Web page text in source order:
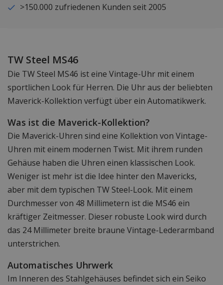
>150.000 zufriedenen Kunden seit 2005
TW Steel MS46
Die TW Steel MS46 ist eine Vintage-Uhr mit einem
sportlichen Look für Herren. Die Uhr aus der beliebten
Maverick-Kollektion verfügt über ein Automatikwerk.
Was ist die Maverick-Kollektion?
Die Maverick-Uhren sind eine Kollektion von Vintage-
Uhren mit einem modernen Twist. Mit ihrem runden
Gehäuse haben die Uhren einen klassischen Look.
Weniger ist mehr ist die Idee hinter den Mavericks,
aber mit dem typischen TW Steel-Look. Mit einem
Durchmesser von 48 Millimetern ist die MS46 ein
kräftiger Zeitmesser. Dieser robuste Look wird durch
das 24 Millimeter breite braune Vintage-Lederarmband
unterstrichen.
Automatisches Uhrwerk
Im Inneren des Stahlgehäuses befindet sich ein Seiko